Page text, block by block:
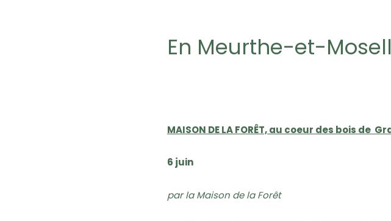
En Meurthe-et-
MAISON DE LA FORÊT, au coeur des bois de
6 juin
par la Maison de la Forêt